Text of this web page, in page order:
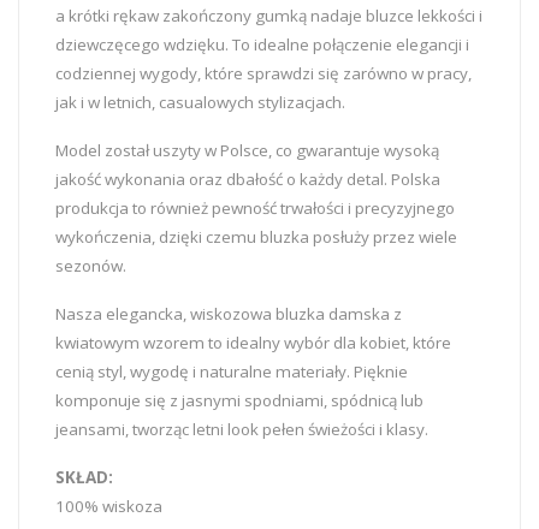
a krótki rękaw zakończony gumką nadaje bluzce lekkości i
dziewczęcego wdzięku. To idealne połączenie elegancji i
codziennej wygody, które sprawdzi się zarówno w pracy,
jak i w letnich, casualowych stylizacjach.
Model został uszyty w Polsce, co gwarantuje wysoką
jakość wykonania oraz dbałość o każdy detal. Polska
produkcja to również pewność trwałości i precyzyjnego
wykończenia, dzięki czemu bluzka posłuży przez wiele
sezonów.
Nasza elegancka, wiskozowa bluzka damska z
kwiatowym wzorem to idealny wybór dla kobiet, które
cenią styl, wygodę i naturalne materiały. Pięknie
komponuje się z jasnymi spodniami, spódnicą lub
jeansami, tworząc letni look pełen świeżości i klasy.
SKŁAD:
100% wiskoza